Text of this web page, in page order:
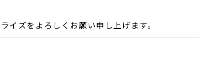
イズをよろしくお願い申し上げます。